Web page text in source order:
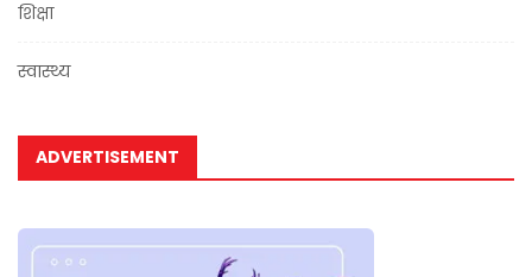
शिक्षा
स्वास्थ्य
ADVERTISEMENT